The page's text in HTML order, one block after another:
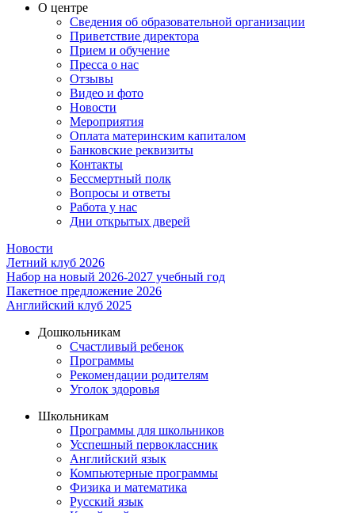
О центре
Сведения об образовательной организации
Приветствие директора
Прием и обучение
Пресса о нас
Отзывы
Видео и фото
Новости
Мероприятия
Оплата материнским капиталом
Банковские реквизиты
Контакты
Бессмертный полк
Вопросы и ответы
Работа у нас
Дни открытых дверей
Новости
Летний клуб 2026
Набор на новый 2026-2027 учебный год
Пакетное предложение 2026
Английский клуб 2025
Дошкольникам
Счастливый ребенок
Программы
Рекомендации родителям
Уголок здоровья
Школьникам
Программы для школьников
Усспешный первоклассник
Английский язык
Компьютерные программы
Физика и математика
Русский язык